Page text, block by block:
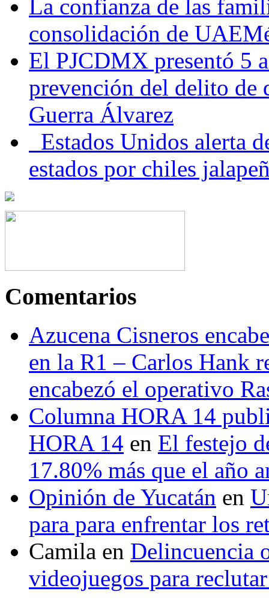
La confianza de las
consolidación de
El PJCDMX presentó 5
prevención del delito de
Guerra Álvarez
Estados Unidos alerta
estados por chiles
Comentarios
Azucena Cisneros
en la R1 – Carlos Hank
encabezó el operativo
Columna HORA 14
HORA 14 en El festejo
17.80% más que el año
Opinión de Yucatán en
para para enfrentar los
Camila en Delincuencia
videojuegos para